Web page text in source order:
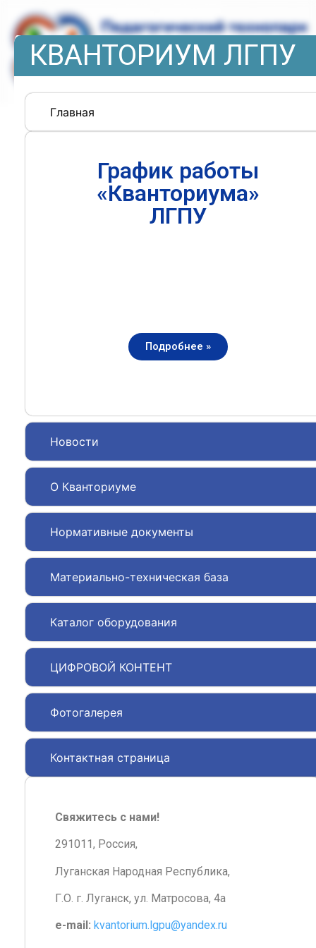
КВАНТОРИУМ ЛГПУ
Главная
Новости
О Кванториуме
Нормативные документы
Материально-техническая база
Каталог оборудования
ЦИФРОВОЙ КОНТЕНТ
Фотогалерея
Контактная страница
График работы
«Кванториума»
ЛГПУ
Подробнее »
Свяжитесь с нами!
291011, Россия,
Луганская Народная Республика,
Г.О. г. Луганск, ул. Матросова, 4а
e-mail: kvantorium.lgpu@yandex.ru